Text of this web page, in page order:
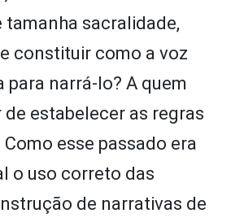
sacralidade,
constituir como a voz
para narrá-lo? A quem
estabelecer as regras
esse passado era
o uso correto das
de narrativas de